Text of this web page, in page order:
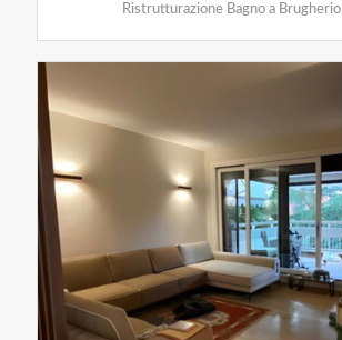
Ristrutturazione Bagno a